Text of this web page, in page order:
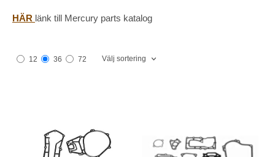
HÄR länk till Mercury parts katalog
12 36 72 Välj sortering